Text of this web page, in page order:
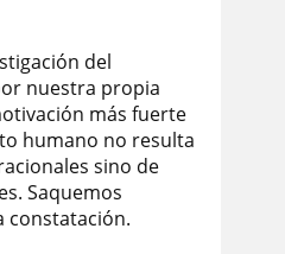
del
nuestra propia
más fuerte
humano no resulta
sino de
Saquemos
constatación.